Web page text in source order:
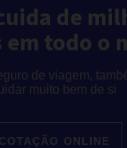
de
em todo o
de viagem,
muito bem de si
COTAÇÃO ONLINE